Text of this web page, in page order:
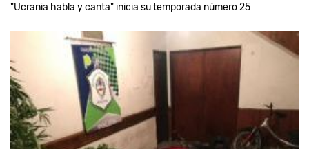
"Ucrania habla y canta" inicia su temporada número 25